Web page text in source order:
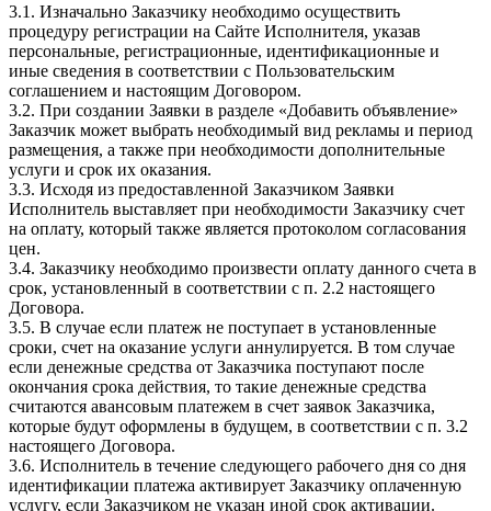
3.1. Изначально Заказчику необходимо осуществить
процедуру регистрации на Сайте Исполнителя, указав
персональные, регистрационные, идентификационные и
иные сведения в соответствии с Пользовательским
соглашением и настоящим Договором.
3.2. При создании Заявки в разделе «Добавить объявление»
Заказчик может выбрать необходимый вид рекламы и период
размещения, а также при необходимости дополнительные
услуги и срок их оказания.
3.3. Исходя из предоставленной Заказчиком Заявки
Исполнитель выставляет при необходимости Заказчику счет
на оплату, который также является протоколом согласования
цен.
3.4. Заказчику необходимо произвести оплату данного счета в
срок, установленный в соответствии с п. 2.2 настоящего
Договора.
3.5. В случае если платеж не поступает в установленные
сроки, счет на оказание услуги аннулируется. В том случае
если денежные средства от Заказчика поступают после
окончания срока действия, то такие денежные средства
считаются авансовым платежем в счет заявок Заказчика,
которые будут оформлены в будущем, в соответствии с п. 3.2
настоящего Договора.
3.6. Исполнитель в течение следующего рабочего дня со дня
идентификации платежа активирует Заказчику оплаченную
услугу, если Заказчиком не указан иной срок активации.